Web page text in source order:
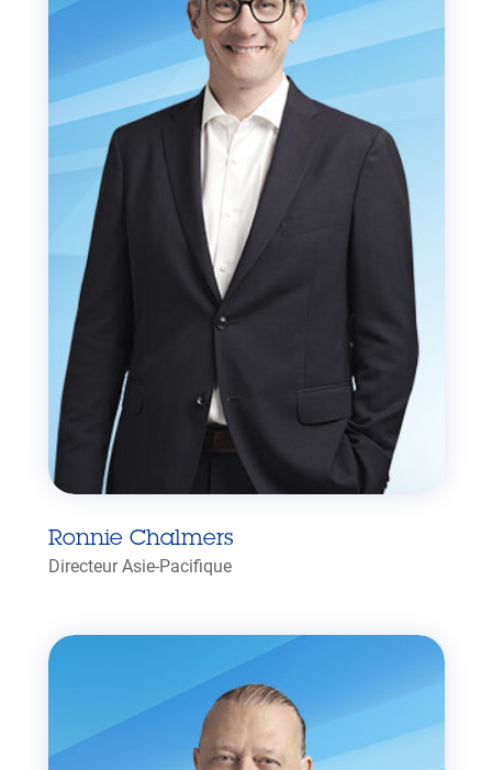
Ronnie Chalmers
Directeur Asie-Pacifique